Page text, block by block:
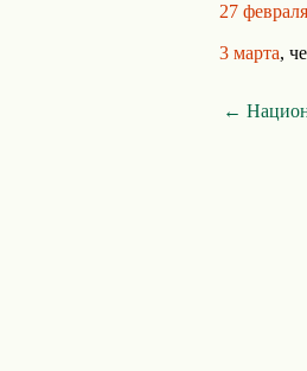
27 февраля
3 марта,
←